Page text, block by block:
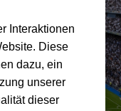
Interaktionen
Diese
dazu, ein
unserer
dieser